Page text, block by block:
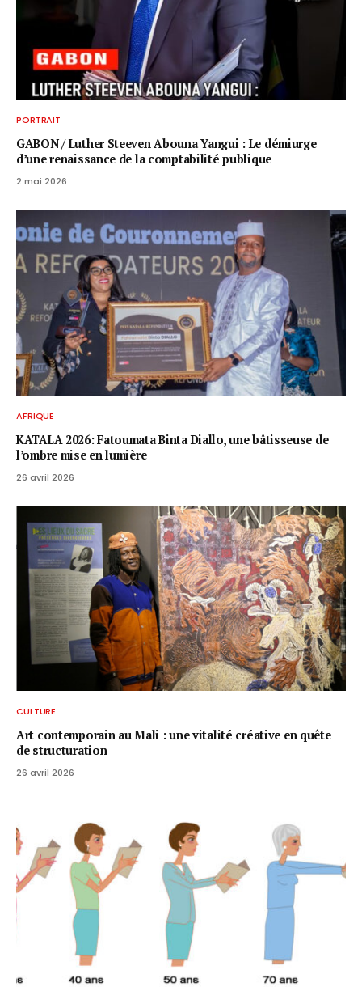
PORTRAIT
GABON / ​Luther Steeven Abouna Yangui : Le démiurge
d’une renaissance de la comptabilité publique
2 mai 2026
AFRIQUE
KATALA 2026: Fatoumata Binta Diallo, une bâtisseuse de
l’ombre mise en lumière
26 avril 2026
CULTURE
Art contemporain au Mali : une vitalité créative en quête
de structuration
26 avril 2026